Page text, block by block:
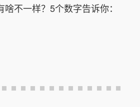
不一样？5个数字告诉你：